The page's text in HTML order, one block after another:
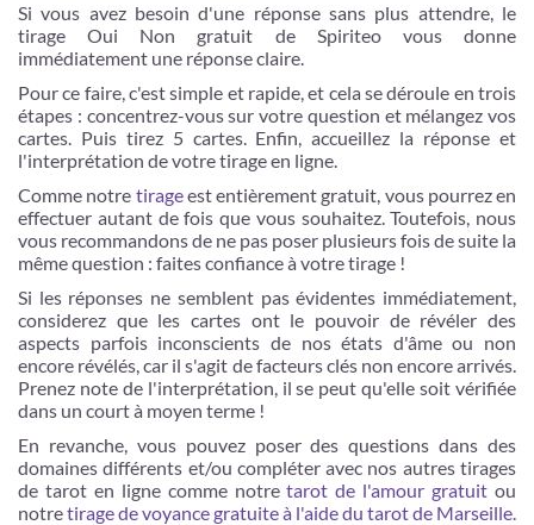
Si vous avez besoin d'une réponse sans plus attendre, le
tirage Oui Non gratuit de Spiriteo vous donne
immédiatement une réponse claire.
Pour ce faire, c'est simple et rapide, et cela se déroule en trois
étapes : concentrez-vous sur votre question et mélangez vos
cartes. Puis tirez 5 cartes. Enfin, accueillez la réponse et
l'interprétation de votre tirage en ligne.
Comme notre tirageest entièrement gratuit, vous pourrez en
effectuer autant de fois que vous souhaitez. Toutefois, nous
vous recommandons de ne pas poser plusieurs fois de suite la
même question : faites confiance à votre tirage !
Si les réponses ne semblent pas évidentes immédiatement,
considerez que les cartes ont le pouvoir de révéler des
aspects parfois inconscients de nos états d'âme ou non
encore révélés, car il s'agit de facteurs clés non encore arrivés.
Prenez note de l'interprétation, il se peut qu'elle soit vérifiée
dans un court à moyen terme !
En revanche, vous pouvez poser des questions dans des
domaines différents et/ou compléter avec nos autres tirages
de tarot en ligne comme notretarot de l'amour gratuit ou
notretirage de voyance gratuite à l'aide du tarot de Marseille.